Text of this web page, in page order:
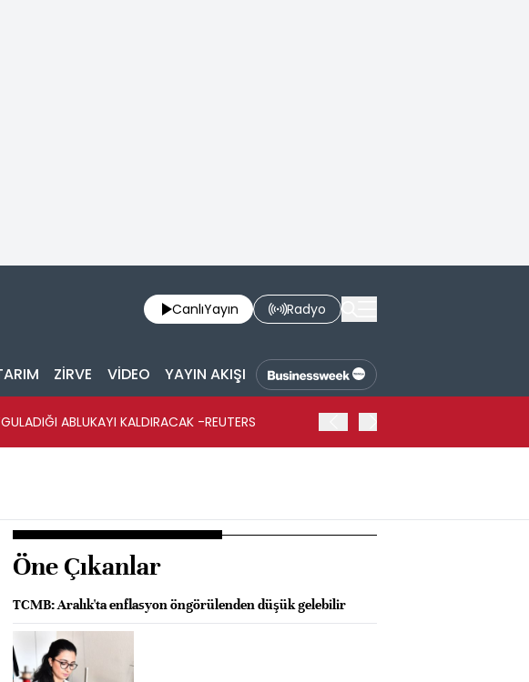
CanlıYayın Radyo
ZİRVE VİDEO YAYIN AKIŞI
ABLUKAYI KALDIRACAK -REUTERS
Öne Çıkanlar
TCMB: Aralık'ta enflasyon öngörülenden düşük gelebilir